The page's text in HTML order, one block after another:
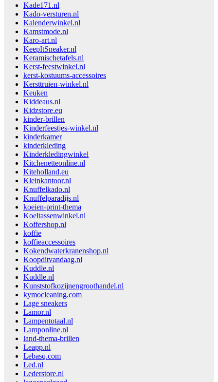
Kade171.nl
Kado-versturen.nl
Kalenderwinkel.nl
Kamstmode.nl
Karo-art.nl
KeepItSneaker.nl
Keramischetafels.nl
Kerst-feestwinkel.nl
kerst-kostuums-accessoires
Kersttruien-winkel.nl
Keuken
Kiddeaus.nl
Kidzstore.eu
kinder-brillen
Kinderfeestjes-winkel.nl
kinderkamer
kinderkleding
Kinderkledingwinkel
Kitchenetteonline.nl
Kiteholland.eu
Kleinkantoor.nl
Knuffelkado.nl
Knuffelparadijs.nl
koeien-print-thema
Koeltassenwinkel.nl
Koffershop.nl
koffie
koffieaccessoires
Kokendwaterkranenshop.nl
Koopditvandaag.nl
Kuddle.nl
Kuddle.nl
Kunststofkozijnengroothandel.nl
kymocleaning.com
Lage sneakers
Lamor.nl
Lampentotaal.nl
Lamponline.nl
land-thema-brillen
Leapp.nl
Lebasq.com
Led.nl
Lederstore.nl